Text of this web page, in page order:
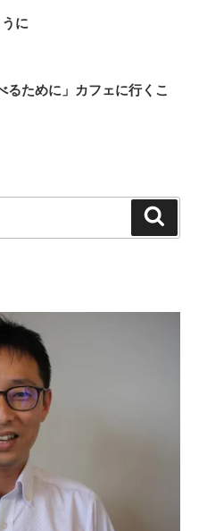
に
るために」カフェに行くこ